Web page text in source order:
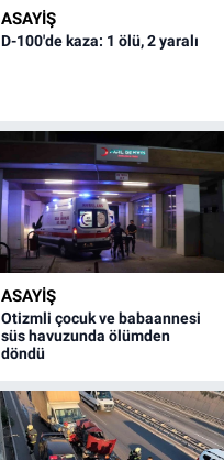
ASAYİŞ
D-100'de kaza: 1 ölü, 2 yaralı
ASAYİŞ
Otizmli çocuk ve babaannesi
süs havuzunda ölümden
döndü